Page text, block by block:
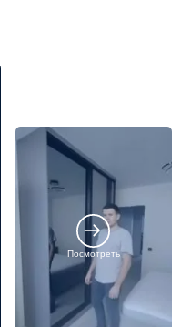
Посмотреть